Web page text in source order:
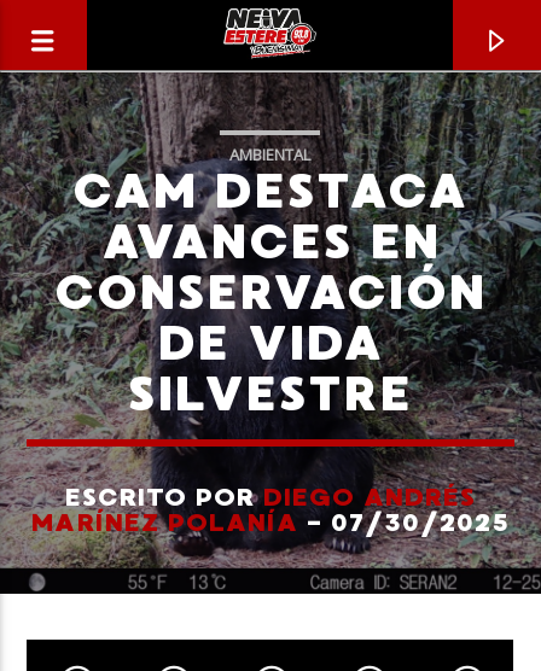
CANCIÓN ACTUAL
TÍTULO
ARTISTA
AMBIENTAL
CAM DESTACA
AVANCES EN
CONSERVACIÓN
DE VIDA
SILVESTRE
ESCRITO PORDIEGO ANDRÉS
MARÍNEZ POLANÍA - 07/30/2025